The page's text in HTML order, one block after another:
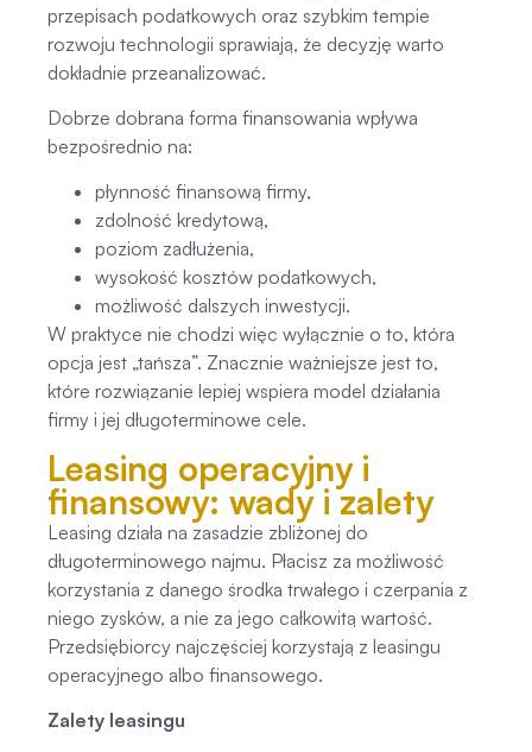
przepisach podatkowych oraz szybkim tempie
rozwoju technologii sprawiają, że decyzję warto
dokładnie przeanalizować.
Dobrze dobrana forma finansowania wpływa
bezpośrednio na:
płynność finansową firmy,
zdolność kredytową,
poziom zadłużenia,
wysokość kosztów podatkowych,
możliwość dalszych inwestycji.
W praktyce nie chodzi więc wyłącznie o to, która
opcja jest „tańsza”. Znacznie ważniejsze jest to,
które rozwiązanie lepiej wspiera model działania
firmy i jej długoterminowe cele.
Leasing operacyjny i
finansowy: wady i zalety
Leasing działa na zasadzie zbliżonej do
długoterminowego najmu. Płacisz za możliwość
korzystania z danego środka trwałego i czerpania z
niego zysków, a nie za jego całkowitą wartość.
Przedsiębiorcy najczęściej korzystają z leasingu
operacyjnego albo finansowego.
Zalety leasingu